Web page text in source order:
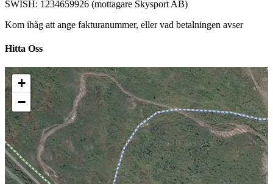
SWISH: 1234659926 (mottagare Skysport AB)
Kom ihåg att ange fakturanummer, eller vad betalningen avser
Hitta Oss
+
−